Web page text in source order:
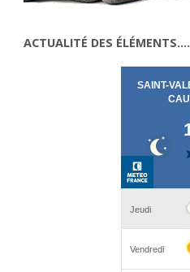
ACTUALITÉ DES ÉLÉMENTS….